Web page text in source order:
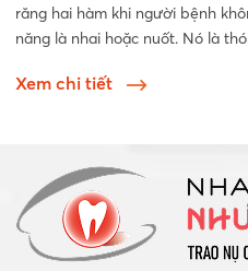
răng hai hàm khi người bệnh
năng là nhai hoặc nuốt. Nó là
Xem chi tiết